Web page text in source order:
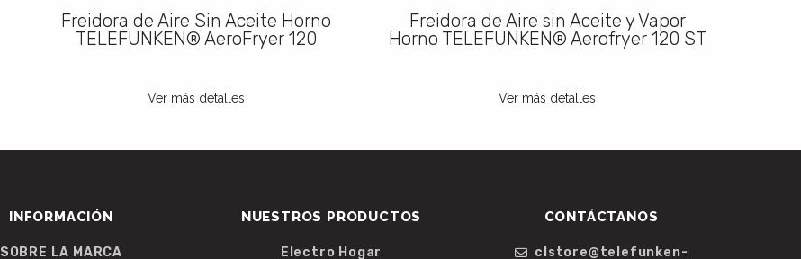
Freidora de Aire Sin Aceite Horno
TELEFUNKEN® AeroFryer 120
Ver más detalles
Freidora de Aire sin Aceite y Vapor
Horno TELEFUNKEN® Aerofryer 120 ST
Ver más detalles
INFORMACIÓN
SOBRE LA MARCA
NUESTROS PRODUCTOS
Electro Hogar
CONTÁCTANOS
clstore@telefunken-